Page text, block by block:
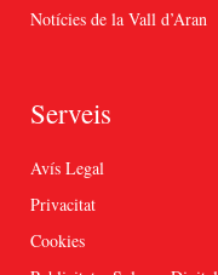
Notícies de la Vall d’Aran
Serveis
Avís Legal
Privacitat
Cookies